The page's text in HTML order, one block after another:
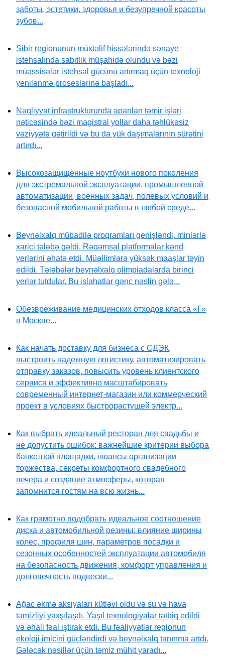
заботы, эстетики, здоровья и безупречной красоты
зубов...
Sibir regionunun müxtəlif hissələrində sənaye
istehsalında sabitlik müşahidə olundu və bəzi
müəssisələr istehsal gücünü artırmaq üçün texnoloji
yenilənmə proseslərinə başladı...
Nəqliyyat infrastrukturunda aparılan təmir işləri
nəticəsində bəzi magistral yollar daha təhlükəsiz
vəziyyətə gətirildi və bu da yük daşımalarının sürətini
artırdı...
Высокозащищенные ноутбуки нового поколения
для экстремальной эксплуатации, промышленной
автоматизации, военных задач, полевых условий и
безопасной мобильной работы в любой среде...
Beynəlxalq mübadilə proqramları genişləndi, minlərlə
xarici tələbə gəldi. Rəqəmsal platformalar kənd
yerlərini əhatə etdi. Müəllimlərə yüksək maaşlar təyin
edildi. Tələbələr beynəlxalq olimpiadalarda birinci
yerlər tutdular. Bu islahatlar gənc nəslin gələ...
Обезвреживание медицинских отходов класса «Г»
в Москве...
Как начать доставку для бизнеса с СДЭК,
выстроить надежную логистику, автоматизировать
отправку заказов, повысить уровень клиентского
сервиса и эффективно масштабировать
современный интернет-магазин или коммерческий
проект в условиях быстрорастущей электр...
Как выбрать идеальный ресторан для свадьбы и
не допустить ошибок: важнейшие критерии выбора
банкетной площадки, нюансы организации
торжества, секреты комфортного свадебного
вечера и создание атмосферы, которая
запомнится гостям на всю жизнь...
Как грамотно подобрать идеальное соотношение
диска и автомобильной резины: влияние ширины
колес, профиля шин, параметров посадки и
сезонных особенностей эксплуатации автомобиля
на безопасность движения, комфорт управления и
долговечность подвески...
Ağac əkmə aksiyaları kütləvi oldu və su və hava
təmizliyi yaxşılaşdı. Yaşıl texnologiyalar tətbiq edildi
və əhali fəal iştirak etdi. Bu fəaliyyətlər regionun
ekoloji imicini gücləndirdi və beynəlxalq tanınma artdı.
Gələcək nəsillər üçün təmiz mühit yaradı...